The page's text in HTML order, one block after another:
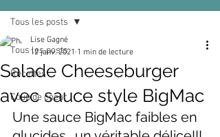
Tous les posts
Recettes
Coup de coeur
Tous les posts
Salade Cheeseburger
avec sauce style BigMac
Lise Gagné
12 janv. 2021 1 min de lecture
Une sauce BigMac faibles en